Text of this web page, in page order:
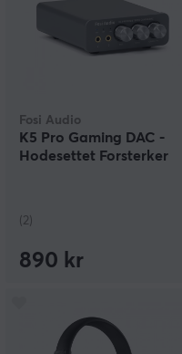
Fosi Audio
K5 Pro Gaming DAC -
Hodesettet Forsterker
(2)
890 kr